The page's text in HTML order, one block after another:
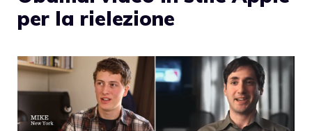
per la rielezione